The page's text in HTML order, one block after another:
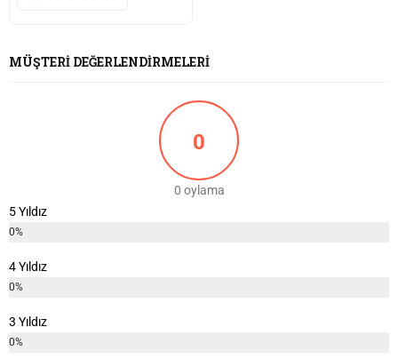
MÜŞTERI DEĞERLENDIRMELERI
0
0 oylama
5 Yıldız
0%
4 Yıldız
0%
3 Yıldız
0%